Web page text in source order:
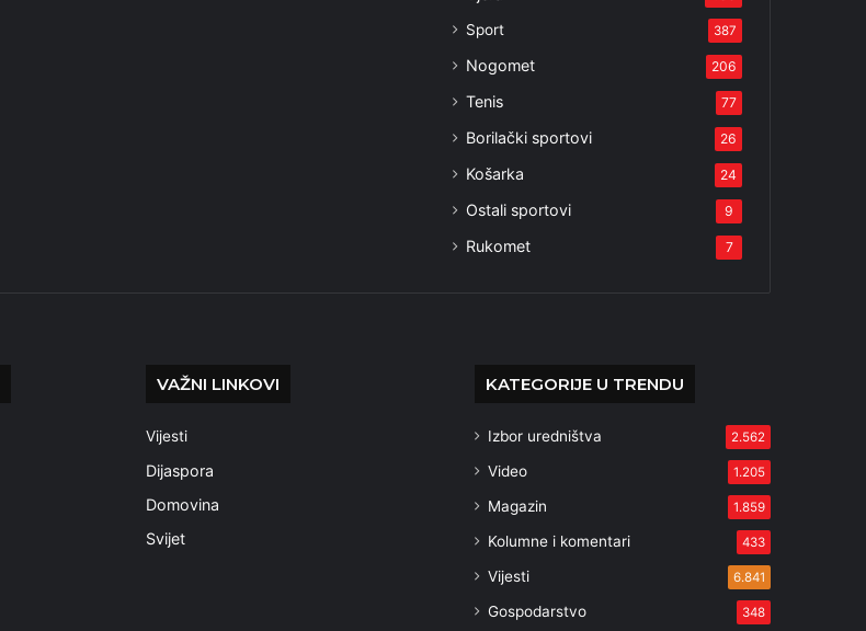
Sport 387
Nogomet 206
Tenis 77
Borilački sportovi 26
Košarka 24
Ostali sportovi 9
Rukomet 7
VAŽNI LINKOVI
Vijesti
Dijaspora
Domovina
Svijet
KATEGORIJE U TRENDU
Izbor uredništva 2.562
Video 1.205
Magazin 1.859
Kolumne i komentari 433
Vijesti 6.841
Gospodarstvo 348